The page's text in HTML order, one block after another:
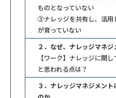
ものとなっていない
③ナレッジを共有し、活用
が育っていない
２．なぜ、ナレッジマネ
【ワーク】ナレッジに関
と思われる点は？
３．ナレッジマネジメン